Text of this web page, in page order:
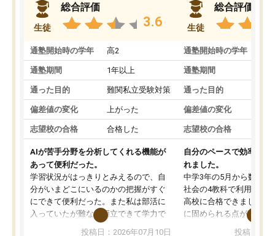
生徒
総合評価
3.6
通塾開始時の学年 高2
通塾期間 1年以上
通った目的 難関私立受験対策
偏差値の変化 上がった
志望校の合格 合格した
AIが苦手分野を分析してくれる機能が
あって便利だった。
学習状況がはっきりとみえるので、自
分がいまどこにいるのかの把握がすぐ
にできて便利だった。また私は部活に
入っていたが難なく両立できて学力で
も部活でも結果を残すことができてよ
投稿日：2026年07月10日
生徒
総合評価
通塾開始時の学年
通塾期間
通った目的
偏差値の変化
志望校の合格
自分のペースで効率よく
れました。
中学3年の5月から数学・
社会の4教科で利用し、
高校に合格できました。
に固められる点が魅力で
投稿日：